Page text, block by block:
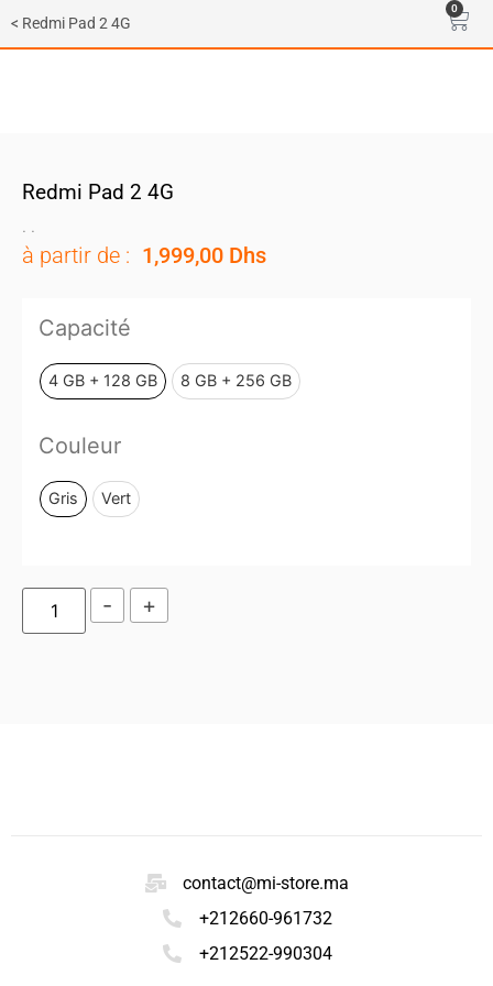
< Redmi Pad 2 4G
0
Redmi Pad 2 4G
. .
à partir de : 1,999,00 Dhs
Capacité
4 GB + 128 GB 8 GB + 256 GB
Couleur
Gris Vert
- +
contact@mi-store.ma
+212660-961732
+212522-990304